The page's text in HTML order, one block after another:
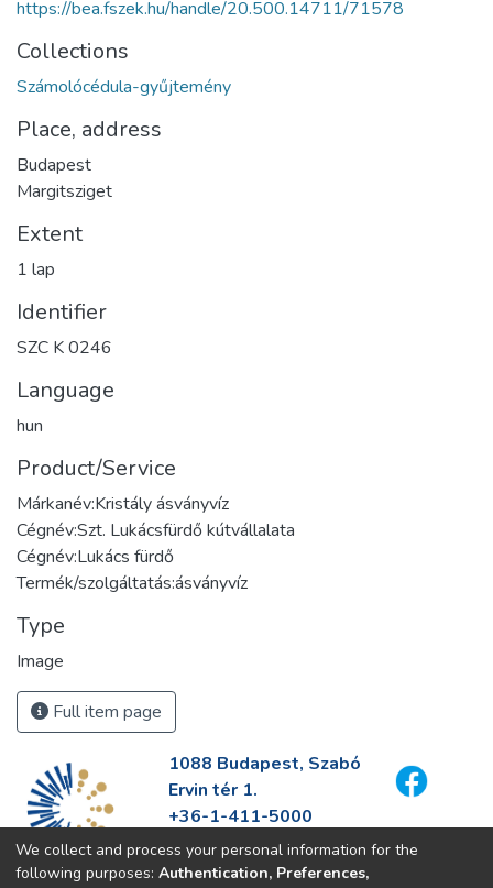
https://bea.fszek.hu/handle/20.500.14711/71578
Collections
Számolócédula-gyűjtemény
Place, address
Budapest
Margitsziget
Extent
1 lap
Identifier
SZC K 0246
Language
hun
Product/Service
Márkanév:Kristály ásványvíz
Cégnév:Szt. Lukácsfürdő kútvállalata
Cégnév:Lukács fürdő
Termék/szolgáltatás:ásványvíz
Type
Image
Full item page
1088 Budapest, Szabó
Ervin tér 1.
+36-1-411-5000
info@fszek.hu
https://fszek.hu
We collect and process your personal information for the
following purposes: Authentication, Preferences,